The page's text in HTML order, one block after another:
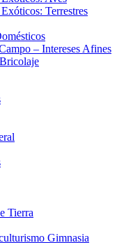
Terrestres
– Intereses Afines
Tierra
Gimnasia